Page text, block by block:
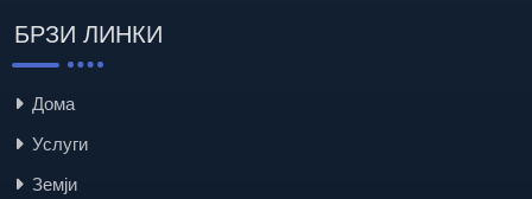
БРЗИ ЛИНКИ
Дома
Услуги
Земји